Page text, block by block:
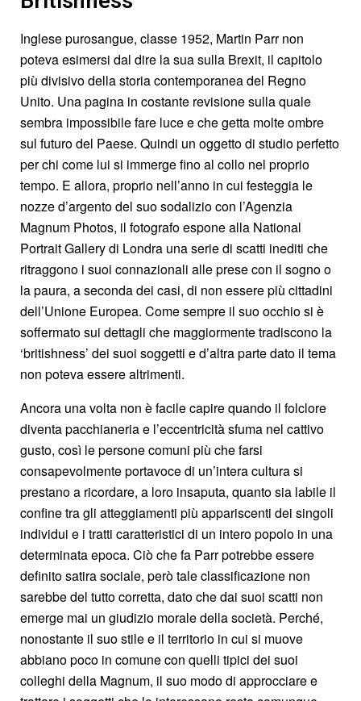
Inglese purosangue, classe 1952, Martin Parr non
poteva esimersi dal dire la sua sulla Brexit, il capitolo
più divisivo della storia contemporanea del Regno
Unito. Una pagina in costante revisione sulla quale
sembra impossibile fare luce e che getta molte ombre
sul futuro del Paese. Quindi un oggetto di studio perfetto
per chi come lui si immerge fino al collo nel proprio
tempo. E allora, proprio nell’anno in cui festeggia le
nozze d’argento del suo sodalizio con l’Agenzia
Magnum Photos, il fotografo espone alla National
Portrait Gallery di Londra una serie di scatti inediti che
ritraggono i suoi connazionali alle prese con il sogno o
la paura, a seconda dei casi, di non essere più cittadini
dell’Unione Europea. Come sempre il suo occhio si è
soffermato sui dettagli che maggiormente tradiscono la
‘britishness’ dei suoi soggetti e d’altra parte dato il tema
non poteva essere altrimenti.
Ancora una volta non è facile capire quando il folclore
diventa pacchianeria e l’eccentricità sfuma nel cattivo
gusto, così le persone comuni più che farsi
consapevolmente portavoce di un’intera cultura si
prestano a ricordare, a loro insaputa, quanto sia labile il
confine tra gli atteggiamenti più appariscenti dei singoli
individui e i tratti caratteristici di un intero popolo in una
determinata epoca. Ciò che fa Parr potrebbe essere
definito satira sociale, però tale classificazione non
sarebbe del tutto corretta, dato che dai suoi scatti non
emerge mai un giudizio morale della società. Perché,
nonostante il suo stile e il territorio in cui si muove
abbiano poco in comune con quelli tipici dei suoi
colleghi della Magnum, il suo modo di approcciare e